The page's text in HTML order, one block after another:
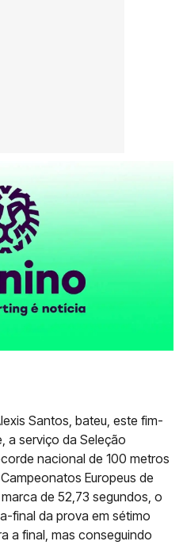
Santos, bateu, este fim-
a serviço da Seleção
nacional de 100 metros
Europeus de
de 52,73 segundos, o
final da prova em sétimo
a final, mas conseguindo